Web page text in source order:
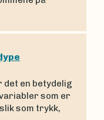
en betydelig
som er
som trykk,